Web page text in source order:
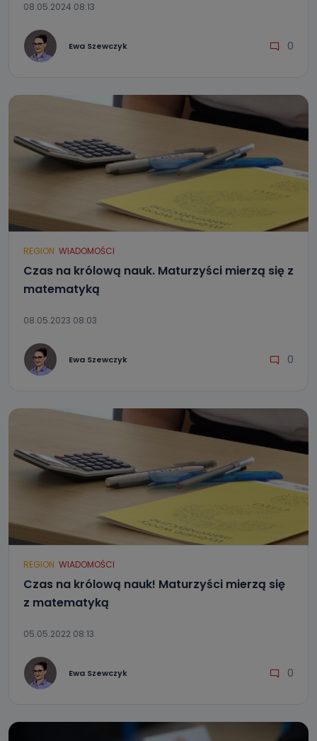
08.05.2024 08:13
Ewa Szewczyk 0
REGION WIADOMOŚCI
Czas na królową nauk. Maturzyści mierzą się z
matematyką
08.05.2023 08:03
Ewa Szewczyk 0
REGION WIADOMOŚCI
Czas na królową nauk! Maturzyści mierzą się
z matematyką
05.05.2022 08:13
Ewa Szewczyk 0